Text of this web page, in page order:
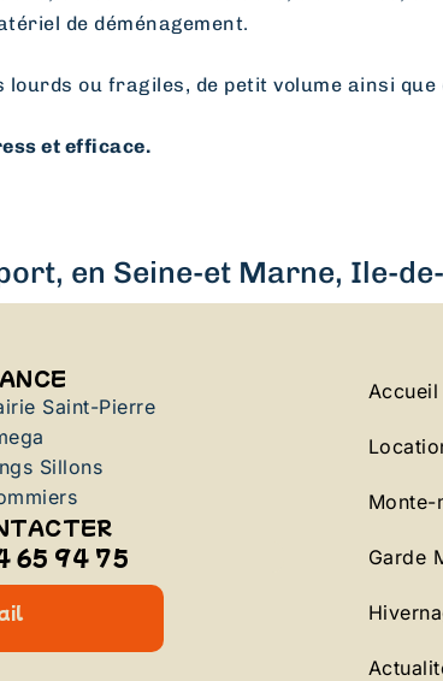
de déménagement.
ou fragiles, de petit volume ainsi que
et efficace.
en Seine-et Marne, Ile-
Saint-Pierre
Sillons
65 94 75
Accueil
Monte-
Garde